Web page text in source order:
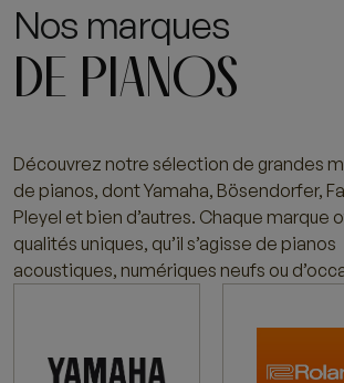
Nos marques
DE PIANOS
Découvrez notre sélection de grandes
de pianos, dont Yamaha, Bösendorfer,
Pleyel et bien d’autres. Chaque marque
qualités uniques, qu’il s’agisse de pianos
acoustiques, numériques neufs ou